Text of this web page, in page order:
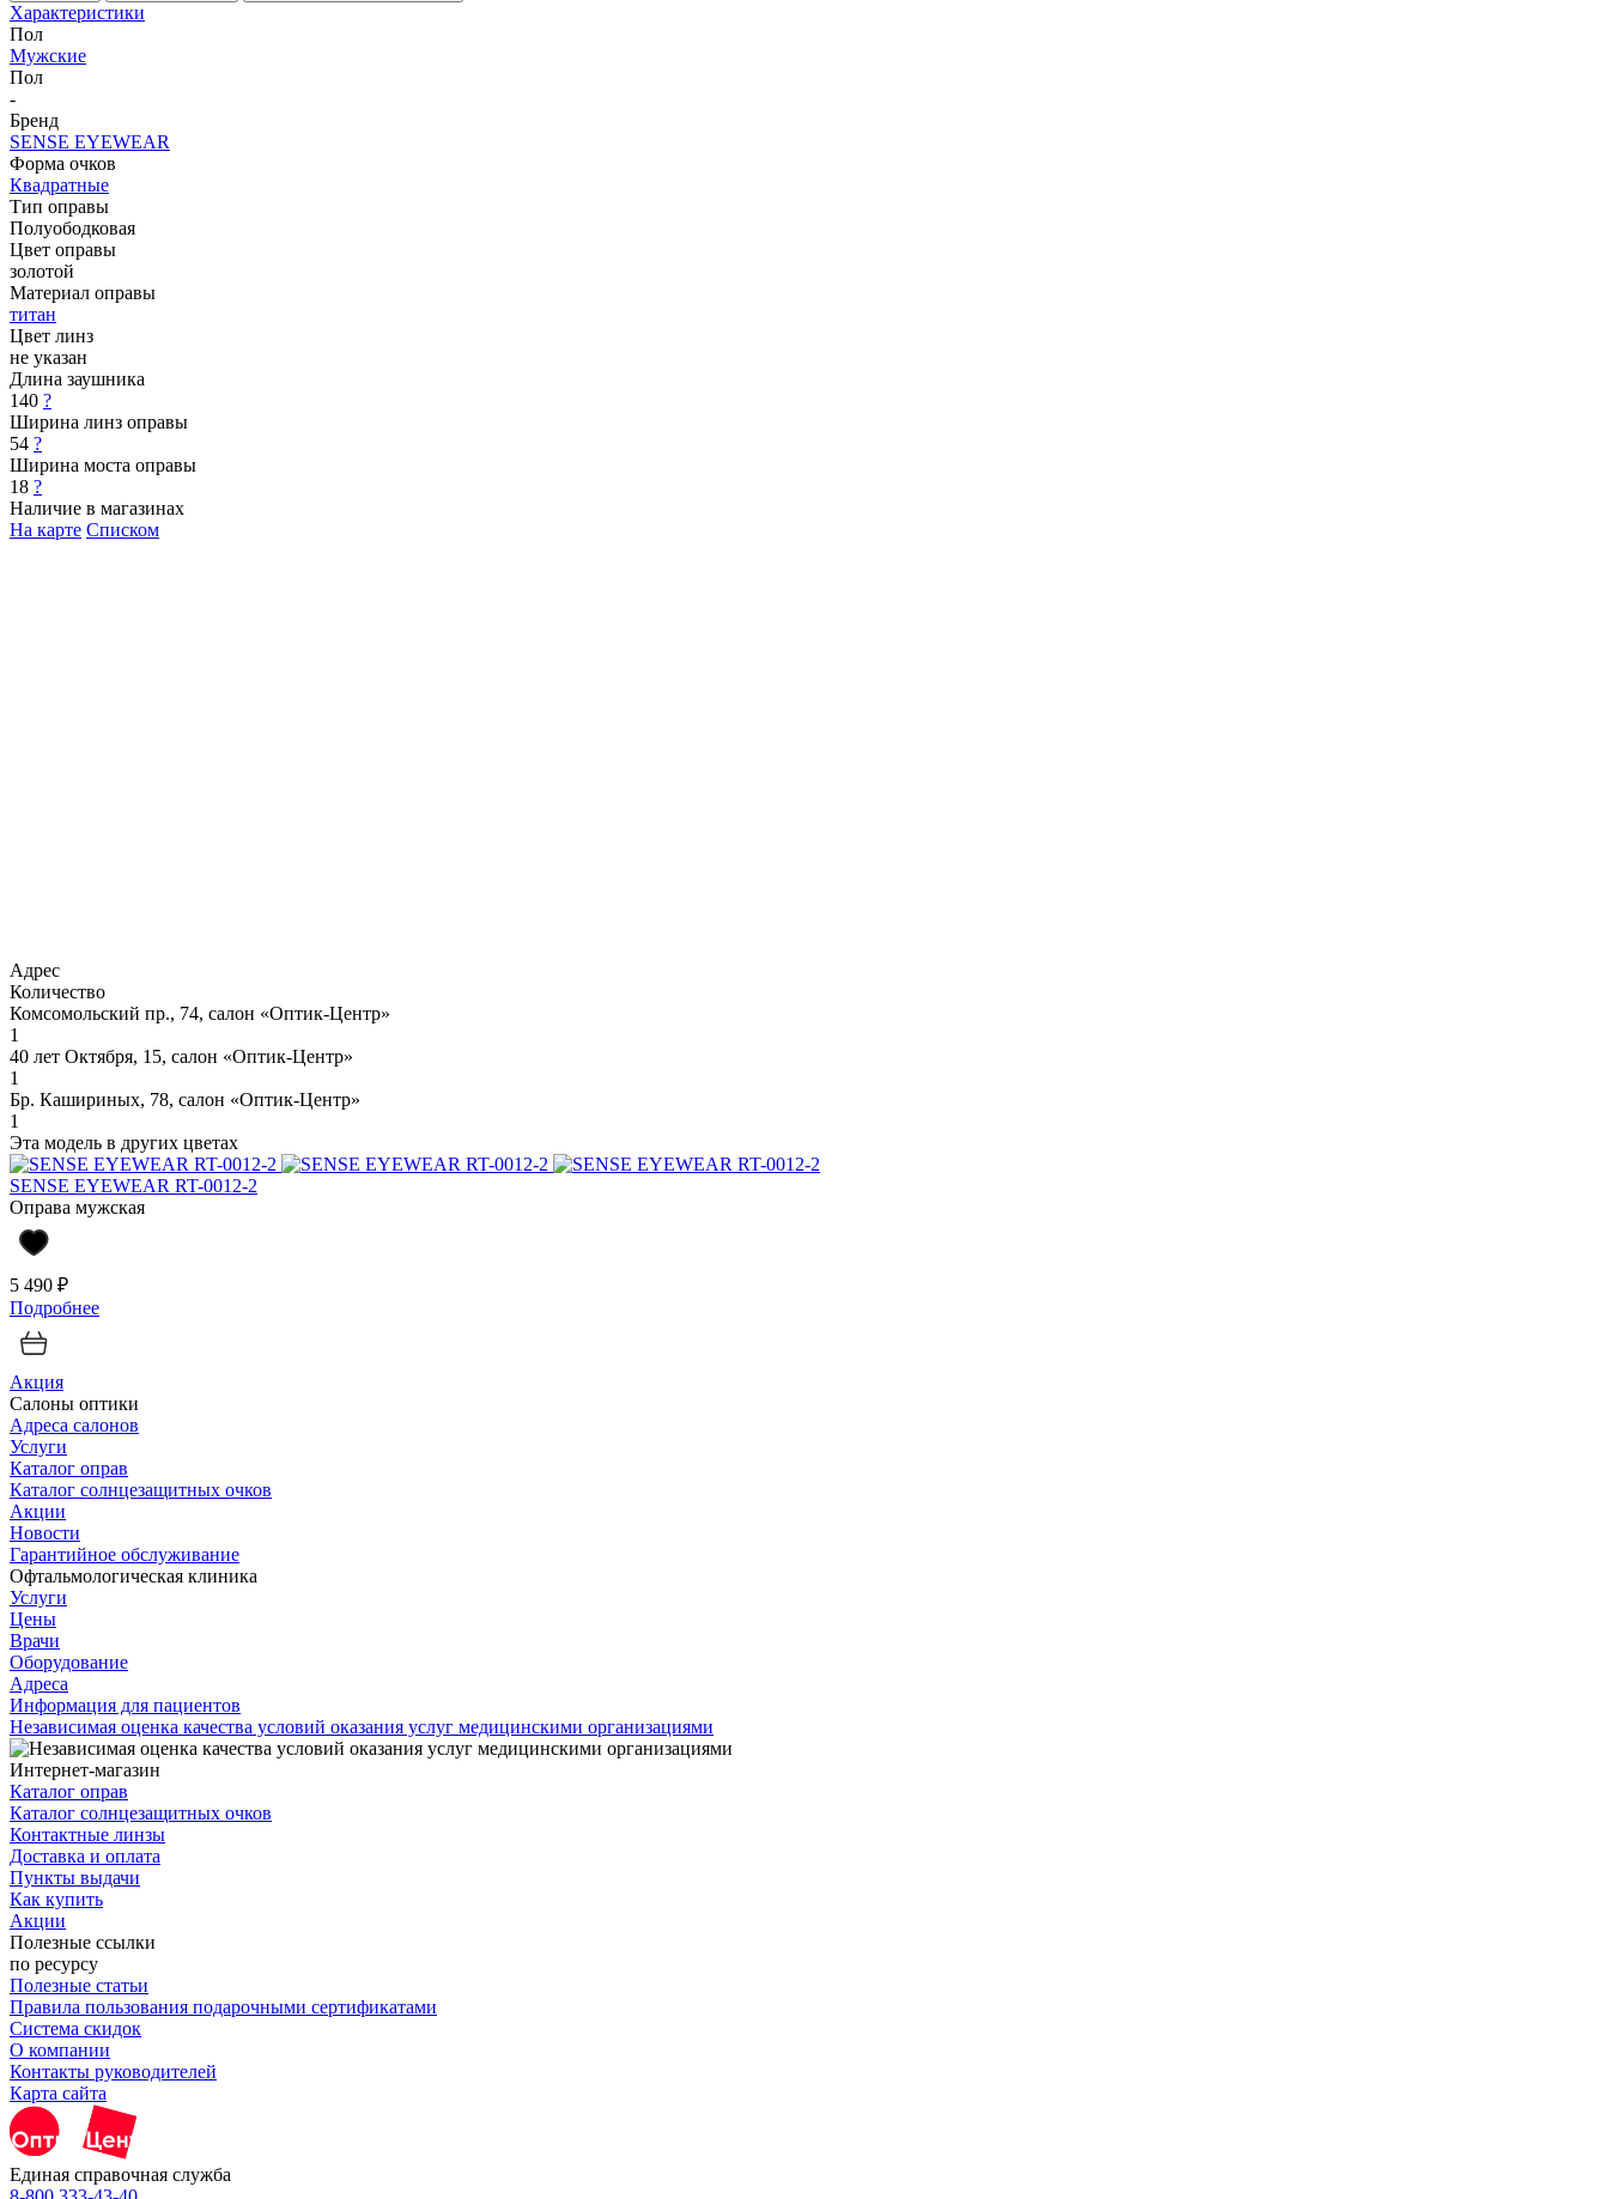
Характеристики
Пол
Мужские
Пол
-
Бренд
SENSE EYEWEAR
Форма очков
Квадратные
Тип оправы
Полуободковая
Цвет оправы
золотой
Материал оправы
титан
Цвет линз
не указан
Длина заушника
140 ?
Ширина линз оправы
54 ?
Ширина моста оправы
18 ?
Наличие в магазинах
На карте Списком
Адрес
Количество
Комсомольский пр., 74, салон «Оптик-Центр»
1
40 лет Октября, 15, салон «Оптик-Центр»
1
Бр. Кашириных, 78, салон «Оптик-Центр»
1
Эта модель в других цветах
SENSE EYEWEAR RT-0012-2
Оправа мужская
5 490 ₽
Подробнее
Акция
Салоны оптики
Адреса салонов
Услуги
Каталог оправ
Каталог солнцезащитных очков
Акции
Новости
Гарантийное обслуживание
Офтальмологическая клиника
Услуги
Цены
Врачи
Оборудование
Адреса
Информация для пациентов
Независимая оценка качества условий оказания услуг медицинскими организациями
Интернет-магазин
Каталог оправ
Каталог солнцезащитных очков
Контактные линзы
Доставка и оплата
Пункты выдачи
Как купить
Акции
Полезные ссылки
по ресурсу
Полезные статьи
Правила пользования подарочными сертификатами
Система скидок
О компании
Контакты руководителей
Карта сайта
Единая справочная служба